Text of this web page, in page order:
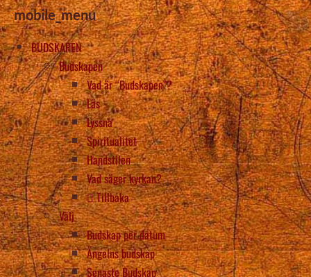
mobile_menu
BUDSKAPEN
Budskapen
Vad är “Budskapen”?
Läs
Lyssna
Spiritualitet
Handstilen
Vad säger kyrkan?
Tillbaka
Välj
Budskap per datum
Ängelns budskap
Senaste Budskap